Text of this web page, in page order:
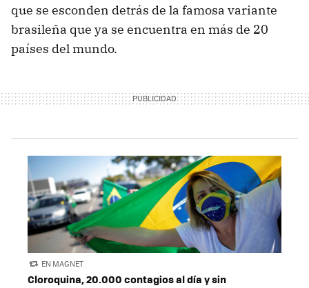
que se esconden detrás de la famosa variante
brasileña que ya se encuentra en más de 20
países del mundo.
EN MAGNET
Cloroquina, 20.000 contagios al día y sin